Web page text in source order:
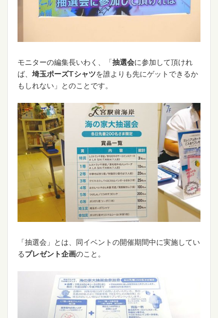
モニターの編集長いわく、「抽選会に参加して頂けれ
ば、 埼玉ポーズTシャツを誰よりも先にゲットできるか
もしれない」とのことです。
「抽選会」とは、同イベントの開催期間中に実施してい
るプレゼント企画のこと。